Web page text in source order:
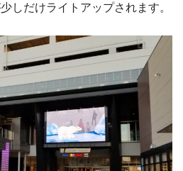
しだけライトアップされます。